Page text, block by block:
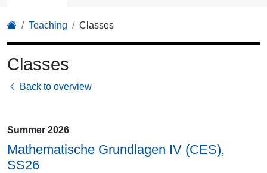
Teaching Classes
Classes
Back to overview
Summer 2026
Mathematische Grundlagen IV (CES),
SS26